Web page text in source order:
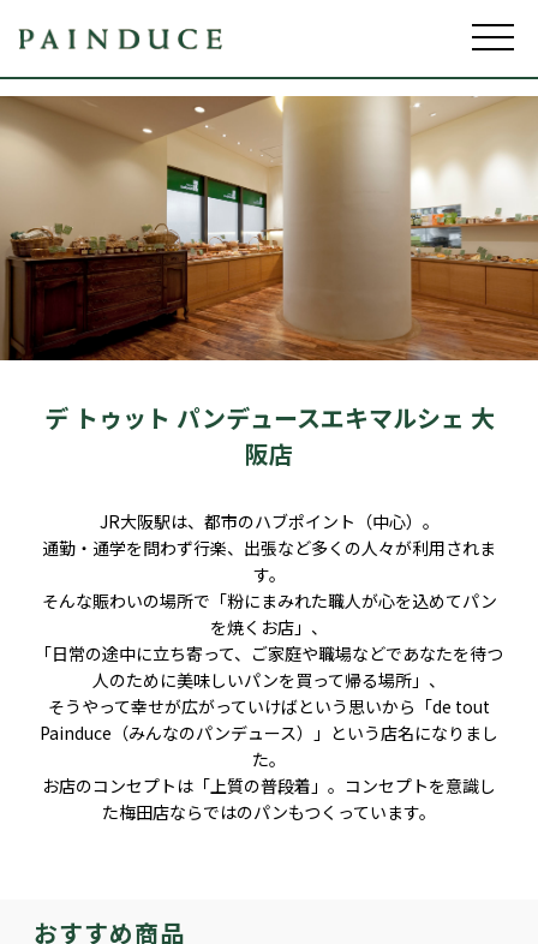
デ トゥット パンデュースエキマルシェ 大
阪店
JR大阪駅は、都市のハブポイント（中心）。
通勤・通学を問わず行楽、出張など多くの人々が利用されま
す。
そんな賑わいの場所で「粉にまみれた職人が心を込めてパン
を焼くお店」、
「日常の途中に立ち寄って、ご家庭や職場などであなたを待つ
人のために美味しいパンを買って帰る場所」、
そうやって幸せが広がっていけばという思いから「de tout
Painduce（みんなのパンデュース）」という店名になりまし
た。
お店のコンセプトは「上質の普段着」。コンセプトを意識し
た梅田店ならではのパンもつくっています。
おすすめ商品